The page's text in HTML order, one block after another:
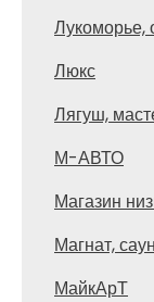
Лукоморье,
Люкс
Лягуш,
М-АВТО
Магазин
Магнат,
МайкАрТ